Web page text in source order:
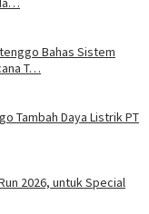
Bahas Sistem
T…
Tambah Daya Listrik PT
2026, untuk Special